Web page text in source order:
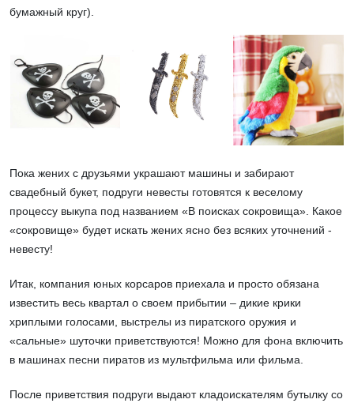
бумажный круг).
Пока жених с друзьями украшают машины и забирают
свадебный букет, подруги невесты готовятся к веселому
процессу выкупа под названием «В поисках сокровища». Какое
«сокровище» будет искать жених ясно без всяких уточнений -
невесту!
Итак, компания юных корсаров приехала и просто обязана
известить весь квартал о своем прибытии – дикие крики
хриплыми голосами, выстрелы из пиратского оружия и
«сальные» шуточки приветствуются! Можно для фона включить
в машинах песни пиратов из мультфильма или фильма.
После приветствия подруги выдают кладоискателям бутылку со